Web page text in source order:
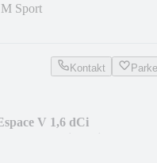
M Sport
Kontakt
V 1,6 dCi